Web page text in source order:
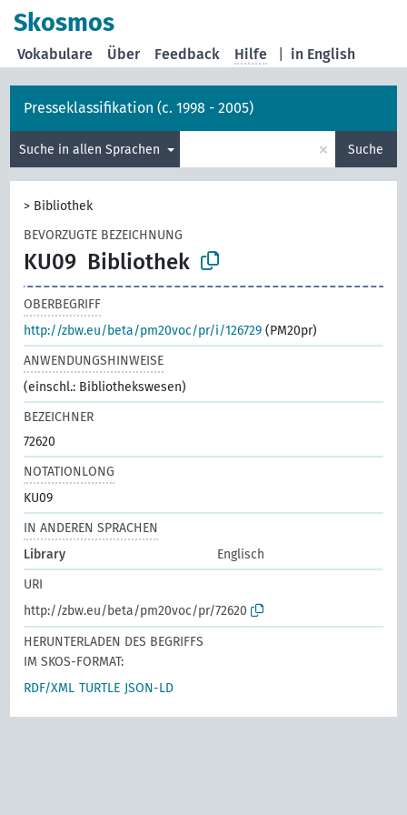
Skosmos
in English
Vokabulare Über Feedback Hilfe
Presseklassifikation (c. 1998 - 2005)
Suche in allen Sprachen × Suche
> Bibliothek
BEVORZUGTE BEZEICHNUNG
KU09 Bibliothek
OBERBEGRIFF
http://zbw.eu/beta/pm20voc/pr/i/126729 (PM20pr)
ANWENDUNGSHINWEISE
(einschl.: Bibliothekswesen)
BEZEICHNER
72620
NOTATIONLONG
KU09
IN ANDEREN SPRACHEN
Library
Englisch
URI
http://zbw.eu/beta/pm20voc/pr/72620
HERUNTERLADEN DES BEGRIFFS
IM SKOS-FORMAT:
RDF/XML TURTLE JSON-LD